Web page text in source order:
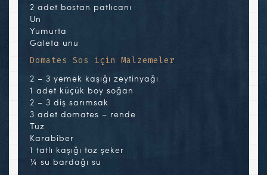
2 adet bostan patlıcanı
Un
Yumurta
Galeta unu
Domates Sos için Malzemeler
2 – 3 yemek kaşığı zeytinyağı
1 adet küçük boy soğan
2 – 3 diş sarımsak
3 adet domates – rende
Tuz
Karabiber
1 tatlı kaşığı toz şeker
¼ su bardağı su